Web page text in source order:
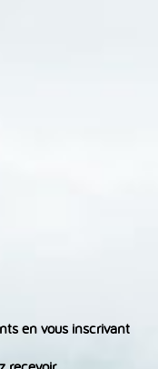
en vous inscrivant